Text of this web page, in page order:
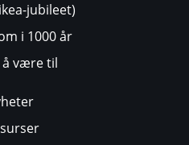
jubileet)
i 1000 år
å være til